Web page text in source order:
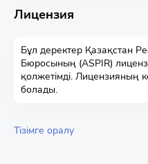
Лицензия
Бұл деректер Қазақстан
Бюросының (ASPIR)
қолжетімді. Лицензияның
болады.
Тізімге оралу